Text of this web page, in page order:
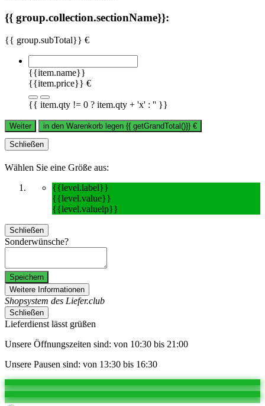
{{ group.collection.sectionName}}:
{{ group.subTotal}} €
{{item.name}}
{{item.price}} €
{{ item.qty != 0 ? item.qty + 'x' : '' }}
Weiter in den Warenkorb legen {{ getGrandTotal()}} €
Schließen
Wählen Sie eine Größe aus:
{{level.label}}
{{level.value}}
{{level.valuelp}}
Schließen
Sonderwünsche?
Speichern
Weitere Informationen
Shopsystem des Liefer.club
Schließen
Lieferdienst lässt grüßen
Unsere Öffnungszeiten sind: von 10:30 bis 21:00
Unsere Pausen sind: von 13:30 bis 16:30